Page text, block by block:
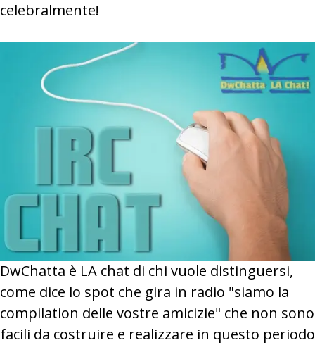
celebralmente!
DwChatta è LA chat di chi vuole distinguersi,
come dice lo spot che gira in radio "siamo la
compilation delle vostre amicizie" che non sono
facili da costruire e realizzare in questo periodo